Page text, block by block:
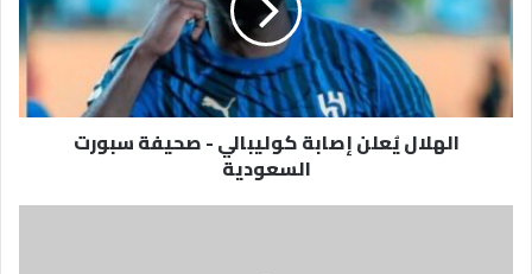
-
صحيفة
سبورت
السعودية
الهلال يُعلن إصابة كوليبالي - صحيفة سبورت
السعودية